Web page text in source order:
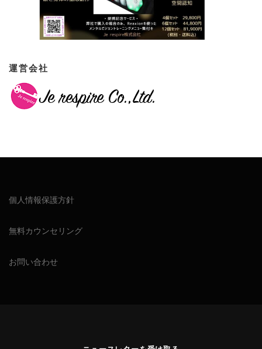
運営会社
個人情報保護方針
無料カウンセリング
お問い合わせ